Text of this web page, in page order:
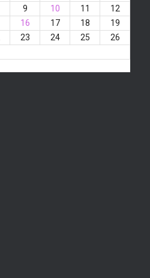
9 10 11
12
16 17 18
19
23 24 25
26